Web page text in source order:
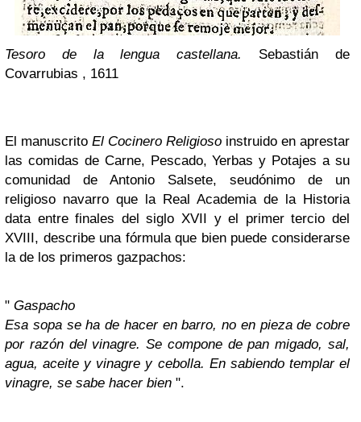
Tesoro de la lengua castellana.
Sebastián de
Covarrubias , 1611
El manuscrito El Cocinero Religioso instruido en aprestar
las comidas de Carne, Pescado, Yerbas y Potajes a su
comunidad de Antonio Salsete, seudónimo de un
religioso navarro que la Real Academia de la Historia
data entre finales del siglo XVII y el primer tercio del
XVIII, describe una fórmula que bien puede considerarse
la de los primeros gazpachos:
" Gaspacho
Esa sopa se ha de hacer en barro, no en pieza de cobre
por razón del vinagre. Se compone de pan migado, sal,
agua, aceite y vinagre y cebolla. En sabiendo templar el
vinagre, se sabe hacer bien ".